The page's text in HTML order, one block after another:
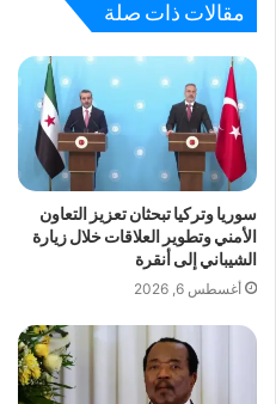
مقالات ذات صلة
سوريا وتركيا تبحثان تعزيز التعاون
الأمني وتطوير العلاقات خلال زيارة
الشيباني إلى أنقرة
أغسطس 6, 2026